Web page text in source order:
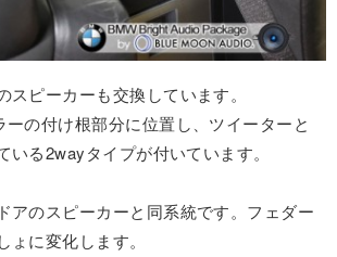
スピーカーも交換しています。
ーの付け根部分に位置し、ツイーターと
いる2wayタイプが付いています。
アのスピーカーと同系統です。フェダー
ょに変化します。